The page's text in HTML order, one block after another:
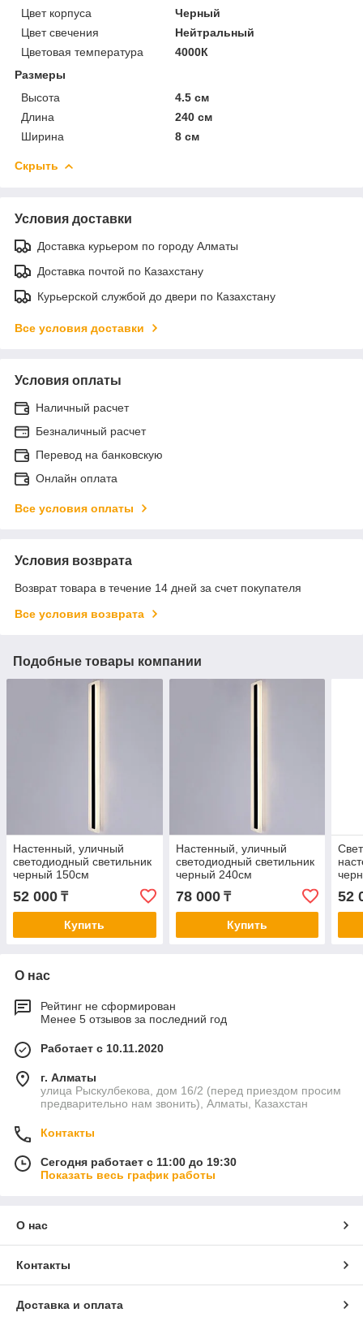
Цвет корпуса
Черный
Цвет свечения
Нейтральный
Цветовая температура
4000К
Размеры
Высота
4.5 см
Длина
240 см
Ширина
8 см
Скрыть
Условия доставки
Доставка курьером по городу Алматы
Доставка почтой по Казахстану
Курьерской службой до двери по Казахстану
Все условия доставки
Условия оплаты
Наличный расчет
Безналичный расчет
Перевод на банковскую
Онлайн оплата
Все условия оплаты
Условия возврата
Возврат товара в течение 14 дней за счет покупателя
Все условия возврата
Подобные товары компании
Настенный, уличный
светодиодный светильник
черный 150см
52 000 ₸
Купить
Настенный, уличный
светодиодный светильник
черный 240см
78 000₸
Купить
52
О нас
Рейтинг не сформирован
Менее 5 отзывов за последний год
Работает с 10.11.2020
г. Алматы
улица Рыскулбекова, дом 16/2 (перед приездом просим
предварительно нам звонить), Алматы, Казахстан
Контакты
Сегодня работает с 11:00 до 19:30
Показать весь график работы
О нас
Контакты
Доставка и оплата